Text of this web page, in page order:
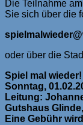
Die Teilnahme
Sie sich über die
oder über die
Spiel mal wieder!
Sonntag,
Leitung:
Gutshaus
Eine Gebühr